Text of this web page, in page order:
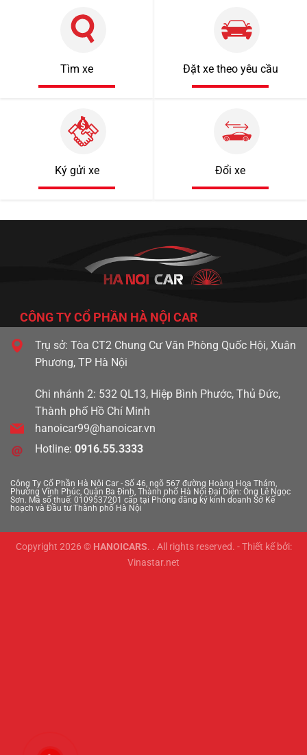
Tìm xe Đặt xe theo yêu cầu
Ký gửi xe Đổi xe
CÔNG TY CỔ PHẦN HÀ NỘI CAR
Trụ sở: Tòa CT2 Chung Cư Văn Phòng Quốc Hội, Xuân
Phương, TP Hà Nội
Chi nhánh 2: 532 QL13, Hiệp Bình Phước, Thủ Đức,
Thành phố Hồ Chí Minh
hanoicar99@hanoicar.vn
Hotline: 0916.55.3333
Công Ty Cổ Phần Hà Nội Car - Số 46, ngõ 567 đường Hoàng Hoa Thám,
Phường Vĩnh Phúc, Quận Ba Đình, Thành phố Hà Nội Đại Diện: Ông Lê Ngọc
Sơn. Mã số thuế: 0109537201 cấp tại Phòng đăng ký kinh doanh Sở Kế
hoạch và Đầu tư Thành phố Hà Nội
Copyright 2026 © HANOICARS. . All rights reserved. - Thiết kế bởi:
Vinastar.net